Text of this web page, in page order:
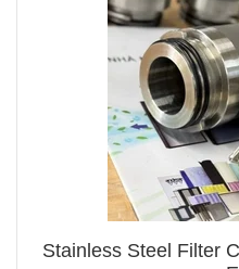
Stainless Steel Filter